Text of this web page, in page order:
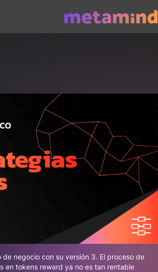
negocio con su versión 3. El proceso de
en tokens reward ya no es tan rentable